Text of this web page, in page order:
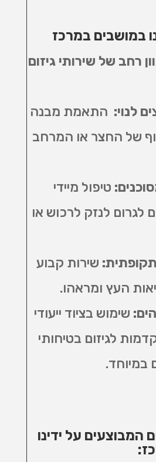
במושבים במרכז
רחב של שירותי גיזום
לנוי: התאמת מבנה
של החצר או המרחב
: טיפול מיידי
לגרום לנזק לרכוש או
: שירות קבוע
העץ ומראהו.
: שימוש בציוד ייעודי
לגיזום בטיחותי
במיוחד.
המבוצעים על ידינו